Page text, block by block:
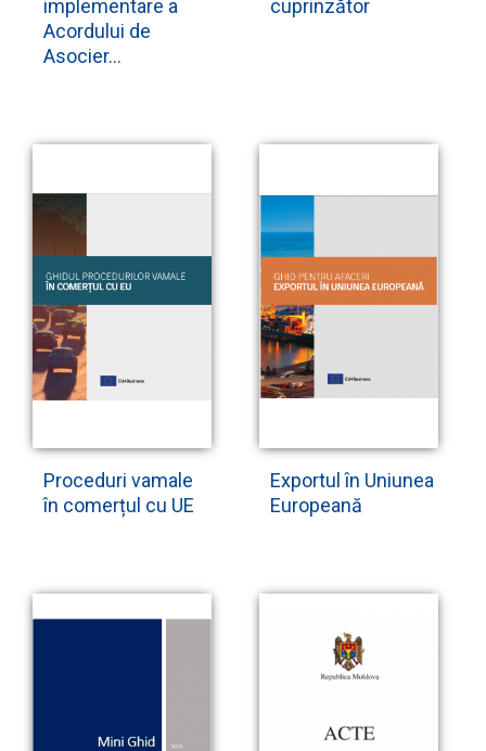
implementare a
Acordului de
Asocier...
cuprinzător
Proceduri vamale
în comerțul cu UE
Exportul în Uniunea
Europeană